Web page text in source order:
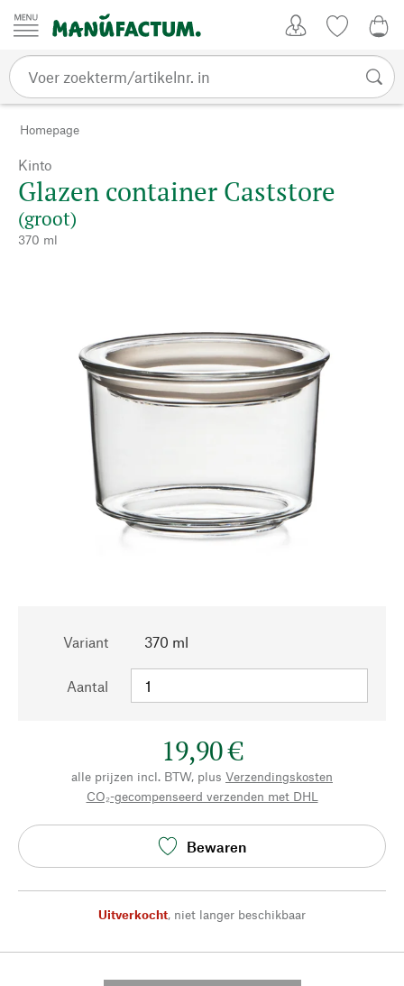
Passer au contenu
Homepage
Kinto
Glazen container Caststore
(groot)
370 ml
Variant 370 ml
Aantal
19,90 €
alle prijzen incl. BTW, plus Verzendingskosten
CO₂-gecompenseerd verzenden met DHL
Bewaren
Uitverkocht, niet langer beschikbaar